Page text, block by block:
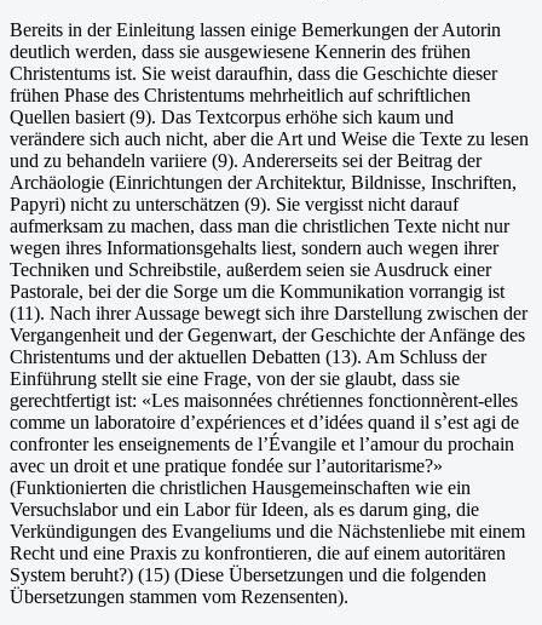
Bereits in der Einleitung lassen einige Bemerkungen der Autorin
deutlich werden, dass sie ausgewiesene Kennerin des frühen
Christentums ist. Sie weist daraufhin, dass die Geschichte dieser
frühen Phase des Christentums mehrheitlich auf schriftlichen
Quellen basiert (9). Das Textcorpus erhöhe sich kaum und
verändere sich auch nicht, aber die Art und Weise die Texte zu lesen
und zu behandeln variiere (9). Andererseits sei der Beitrag der
Archäologie (Einrichtungen der Architektur, Bildnisse, Inschriften,
Papyri) nicht zu unterschätzen (9). Sie vergisst nicht darauf
aufmerksam zu machen, dass man die christlichen Texte nicht nur
wegen ihres Informationsgehalts liest, sondern auch wegen ihrer
Techniken und Schreibstile, außerdem seien sie Ausdruck einer
Pastorale, bei der die Sorge um die Kommunikation vorrangig ist
(11). Nach ihrer Aussage bewegt sich ihre Darstellung zwischen der
Vergangenheit und der Gegenwart, der Geschichte der Anfänge des
Christentums und der aktuellen Debatten (13). Am Schluss der
Einführung stellt sie eine Frage, von der sie glaubt, dass sie
gerechtfertigt ist: «Les maisonnées chrétiennes fonctionnèrent-elles
comme un laboratoire d’expériences et d’idées quand il s’est agi de
confronter les enseignements de l’Évangile et l’amour du prochain
avec un droit et une pratique fondée sur l’autoritarisme?»
(Funktionierten die christlichen Hausgemeinschaften wie ein
Versuchslabor und ein Labor für Ideen, als es darum ging, die
Verkündigungen des Evangeliums und die Nächstenliebe mit einem
Recht und eine Praxis zu konfrontieren, die auf einem autoritären
System beruht?) (15) (Diese Übersetzungen und die folgenden
Übersetzungen stammen vom Rezensenten).